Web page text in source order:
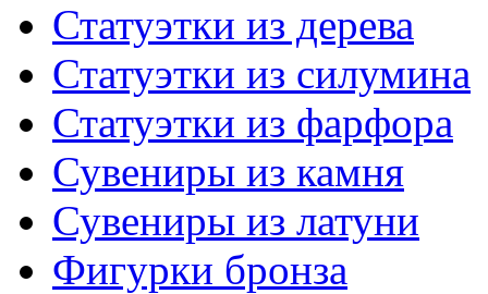
Статуэтки из дерева
Статуэтки из силумина
Статуэтки из фарфора
Сувениры из камня
Сувениры из латуни
Фигурки бронза